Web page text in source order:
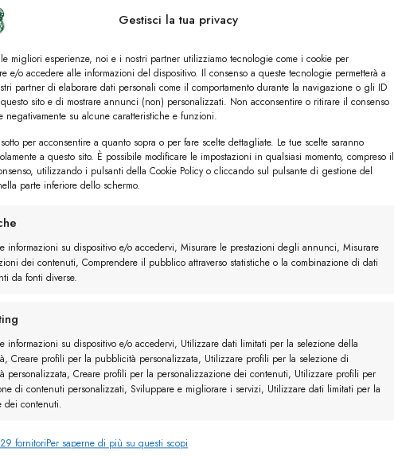
Gestisci la tua privacy
migliori esperienze, noi e i nostri partner utilizziamo tecnologie come i cookie per
e/o accedere alle informazioni del dispositivo. Il consenso a queste tecnologie permetterà a
partner di elaborare dati personali come il comportamento durante la navigazione o gli ID
sito e di mostrare annunci (non) personalizzati. Non acconsentire o ritirare il consenso
negativamente su alcune caratteristiche e funzioni.
per acconsentire a quanto sopra o per fare scelte dettagliate. Le tue scelte saranno
a questo sito. È possibile modificare le impostazioni in qualsiasi momento, compreso il
utilizzando i pulsanti della Cookie Policy o cliccando sul pulsante di gestione del
parte inferiore dello schermo.
informazioni su dispositivo e/o accedervi, Misurare le prestazioni degli annunci, Misurare
dei contenuti, Comprendere il pubblico attraverso statistiche o la combinazione di dati
da fonti diverse.
informazioni su dispositivo e/o accedervi, Utilizzare dati limitati per la selezione della
Creare profili per la pubblicità personalizzata, Utilizzare profili per la selezione di
personalizzata, Creare profili per la personalizzazione dei contenuti, Utilizzare profili per
di contenuti personalizzati, Sviluppare e migliorare i servizi, Utilizzare dati limitati per la
dei contenuti.
fornitoriPer saperne di più su questi scopi